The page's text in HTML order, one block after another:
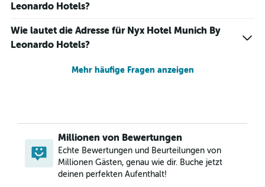
Leonardo Hotels?
Wie lautet die Adresse für Nyx Hotel Munich By
Leonardo Hotels?
Mehr häufige Fragen anzeigen
Millionen von Bewertungen
Echte Bewertungen und Beurteilungen von
Millionen Gästen, genau wie dir. Buche jetzt
deinen perfekten Aufenthalt!